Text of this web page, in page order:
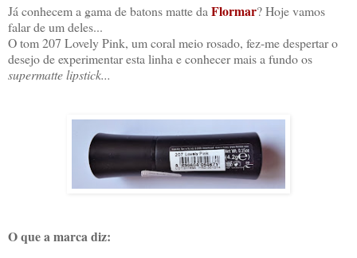
Já conhecem a gama de batons matte da Flormar? Hoje vamos
falar de um deles...
O tom 207 Lovely Pink, um coral meio rosado, fez-me despertar o
desejo de experimentar esta linha e conhecer mais a fundo os
supermatte lipstick...
O que a marca diz: